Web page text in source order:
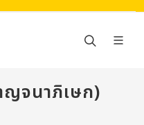
จนาภิเษก)